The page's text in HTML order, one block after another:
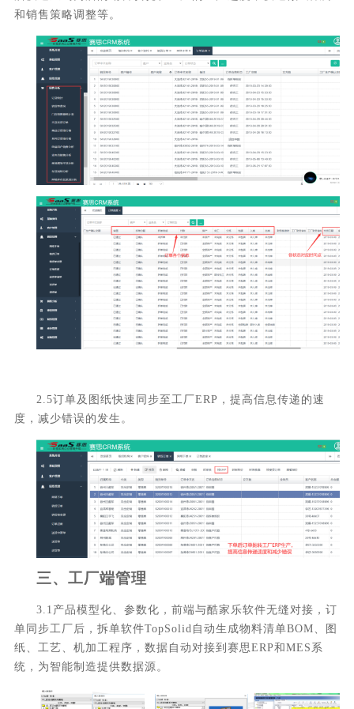
和销售策略调整等。
2.5订单及图纸快速同步至工厂ERP，提高信息传递的速
度，减少错误的发生。
三、 工厂端管理
3.1产品模型化、参数化，前端与酷家乐软件无缝对接，订
单同步工厂后，拆单软件TopSolid自动生成物料清单BOM、图
纸、工艺、机加工程序，数据自动对接到赛思ERP和MES系
统，为智能制造提供数据源。